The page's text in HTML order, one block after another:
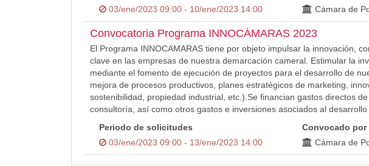
03/ene/2023 09:00 - 10/ene/2023 14:00
Cámara de
Convocatoria Programa INNOCÁMARAS 2023
El Programa INNOCAMARAS tiene por objeto impulsar la innovación,
clave en las empresas de nuestra demarcación cameral. Estimular la
mediante el fomento de ejecución de proyectos para el desarrollo de
mejora de procesos productivos, planes estratégicos de marketing,
sostenibilidad, propiedad industrial, etc.).Se financian gastos directos
consultoría, así como otros gastos e inversiones asociados al
Periodo de solicitudes
03/ene/2023 09:00 - 13/ene/2023 14:00
Convocado por
Cámara de